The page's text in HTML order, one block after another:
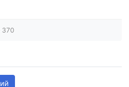
370